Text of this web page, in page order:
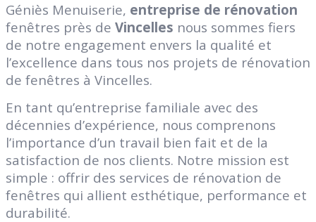
Géniès Menuiserie, entreprise de rénovation
fenêtres près de Vincelles nous sommes fiers
de notre engagement envers la qualité et
l’excellence dans tous nos projets de rénovation
de fenêtres à Vincelles.
En tant qu’entreprise familiale avec des
décennies d’expérience, nous comprenons
l’importance d’un travail bien fait et de la
satisfaction de nos clients. Notre mission est
simple : offrir des services de rénovation de
fenêtres qui allient esthétique, performance et
durabilité.